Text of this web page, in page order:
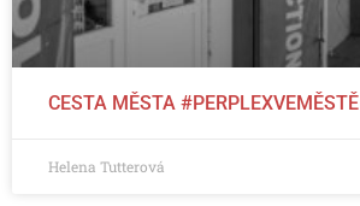
CESTA MĚSTA #PERPLEXVEMĚSTĚ
Helena Tutterová